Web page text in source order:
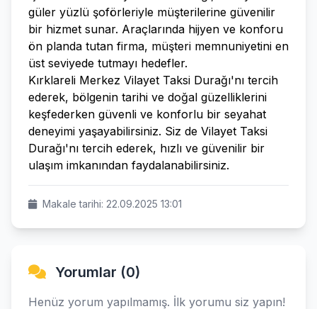
güler yüzlü şoförleriyle müşterilerine güvenilir
bir hizmet sunar. Araçlarında hijyen ve konforu
ön planda tutan firma, müşteri memnuniyetini en
üst seviyede tutmayı hedefler.
Kırklareli Merkez Vilayet Taksi Durağı'nı tercih
ederek, bölgenin tarihi ve doğal güzelliklerini
keşfederken güvenli ve konforlu bir seyahat
deneyimi yaşayabilirsiniz. Siz de Vilayet Taksi
Durağı'nı tercih ederek, hızlı ve güvenilir bir
ulaşım imkanından faydalanabilirsiniz.
Makale tarihi: 22.09.2025 13:01
Yorumlar (0)
Henüz yorum yapılmamış. İlk yorumu siz yapın!